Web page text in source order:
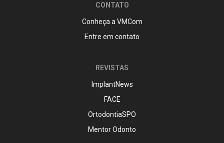
CONTATO
Conheça a VMCom
Entre em contato
REVISTAS
ImplantNews
FACE
OrtodontiaSPO
Mentor Odonto